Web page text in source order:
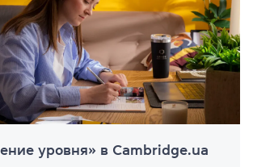
уровня» в Cambridge.ua